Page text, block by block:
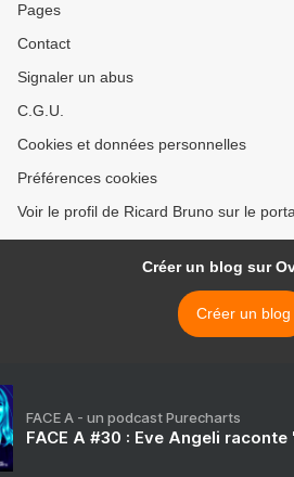
Pages
Contact
Signaler un abus
C.G.U.
Cookies et données personnelles
Préférences cookies
Voir le profil de Ricard Bruno sur le
Créer un blog sur
Créer un blog
FACE A - un podcast Purecharts
FACE A #30 : Eve Angeli